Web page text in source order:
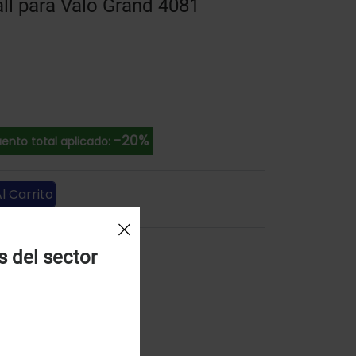
para Valo Grand 4081
total aplicado: -20%
Carrito
del sector